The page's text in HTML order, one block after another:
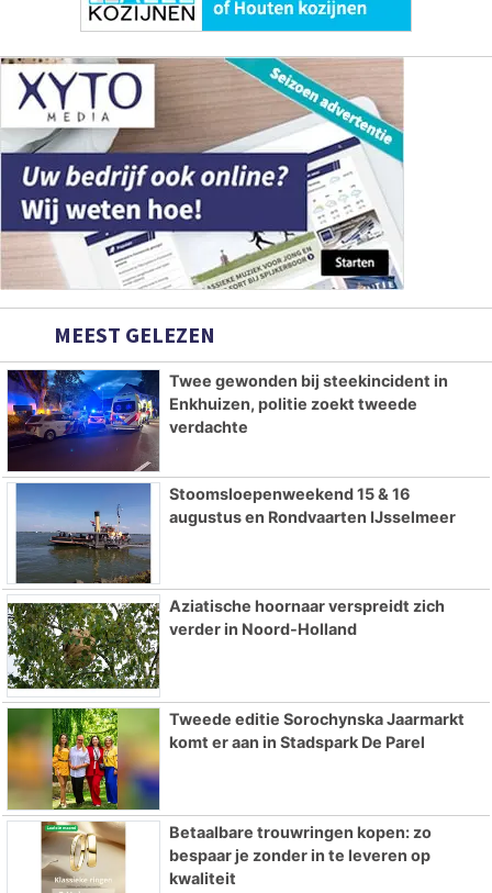
MEEST GELEZEN
Twee gewonden bij steekincident in
Enkhuizen, politie zoekt tweede
verdachte
Stoomsloepenweekend 15 & 16
augustus en Rondvaarten IJsselmeer
Aziatische hoornaar verspreidt zich
verder in Noord-Holland
Tweede editie Sorochynska Jaarmarkt
komt er aan in Stadspark De Parel
Betaalbare trouwringen kopen: zo
bespaar je zonder in te leveren op
kwaliteit